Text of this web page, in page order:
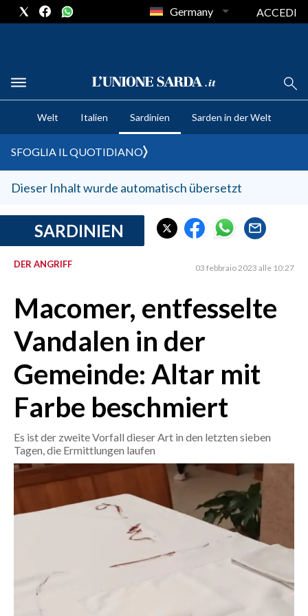
CRONACA SARDEGNA
CAGLIARI
SULCIS IGLESIENTE
MEDIO CAMPIDANO
SASSARI E PROVINCIA
GALLURA
NUORO E PROVINCIA
AGENDA
CRONACA
MONDO
POLITICA
ECONOMIA
SERVIZI ALLE IMPRESE
SPORT
RISULTATI E CLASSIFICHE
Germany ACCEDI
Welt Italien Sardinien Sarden in der Welt
SFOGLIA IL QUOTIDIANO
Dieser Inhalt wurde automatisch übersetzt
SARDINIEN
DER ANGRIFF 03 febbraio 2023 alle 10:27
Macomer, entfesselte
Vandalen in der
Gemeinde: Altar mit
Farbe beschmiert
Es ist der zweite Vorfall dieser Art in den letzten sieben
Tagen, die Ermittlungen laufen